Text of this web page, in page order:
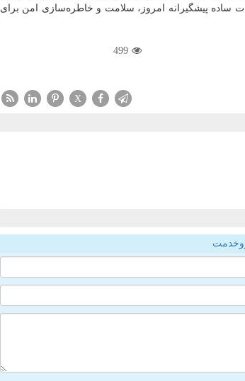
ساده پیشگیرانه امروز، سلامت و خاطره‌سازی امن برای
499
X